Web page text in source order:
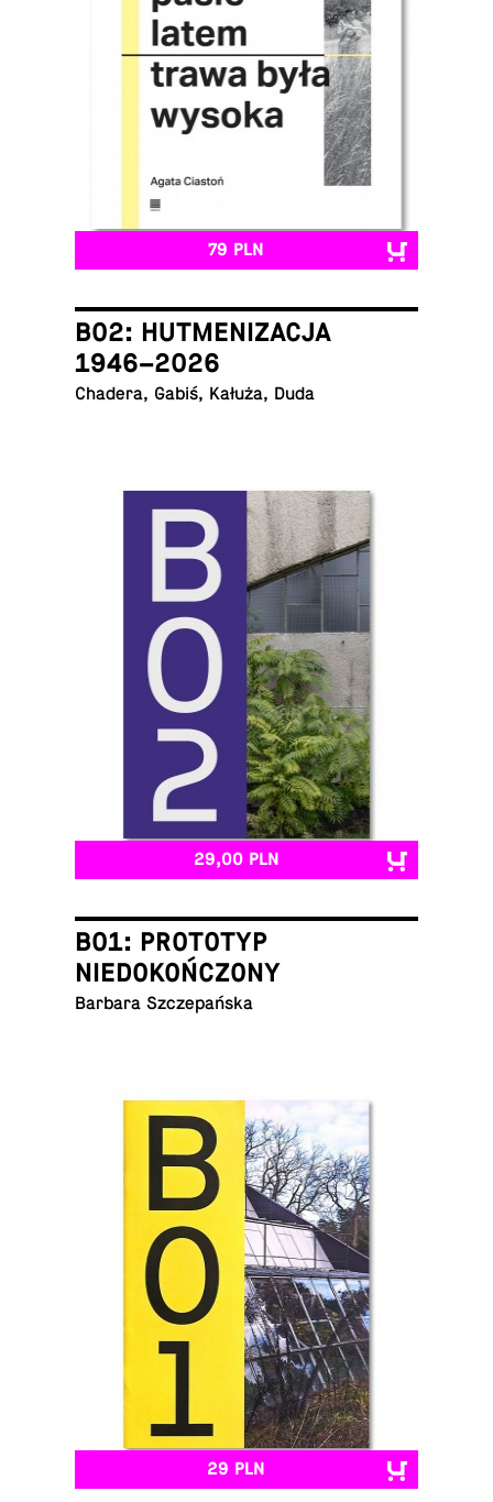
79 PLN
B02: HUTMENIZACJA
1946–2026
Chadera, Gabiś, Kałuża, Duda
29,00 PLN
B01: PROTOTYP
NIEDOKOŃCZONY
Barbara Szczepańska
29 PLN